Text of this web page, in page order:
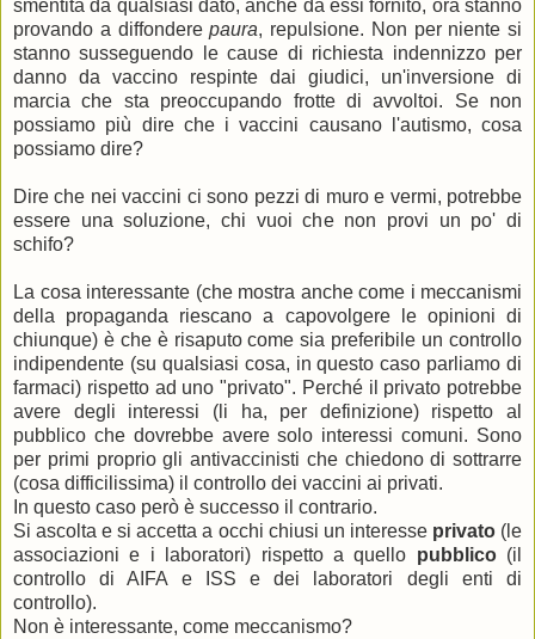
smentita da qualsiasi dato, anche da essi fornito, ora stanno
provando a diffonderepaura, repulsione. Non per niente si
stanno susseguendo le cause di richiesta indennizzo per
danno da vaccino respinte dai giudici, un'inversione di
marcia che sta preoccupando frotte di avvoltoi. Se non
possiamo più dire che i vaccini causano l'autismo, cosa
possiamo dire?
Dire che nei vaccini ci sono pezzi di muro e vermi, potrebbe
essere una soluzione, chi vuoi che non provi un po' di
schifo?
La cosa interessante (che mostra anche come i meccanismi
della propaganda riescano a capovolgere le opinioni di
chiunque) è che è risaputo come sia preferibile un controllo
indipendente (su qualsiasi cosa, in questo caso parliamo di
farmaci) rispetto ad uno "privato". Perché il privato potrebbe
avere degli interessi (li ha, per definizione) rispetto al
pubblico che dovrebbe avere solo interessi comuni. Sono
per primi proprio gli antivaccinisti che chiedono di sottrarre
(cosa difficilissima) il controllo dei vaccini ai privati.
In questo caso però è successo il contrario.
Si ascolta e si accetta a occhi chiusi un interesse privato (le
associazioni e i laboratori) rispetto a quello pubblico (il
controllo di AIFA e ISS e dei laboratori degli enti di
controllo).
Non è interessante, come meccanismo?